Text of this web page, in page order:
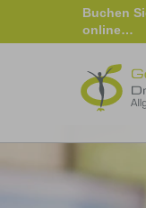
Buchen
online…